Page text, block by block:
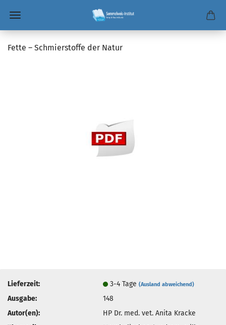
Fette – Schmierstoffe der Natur
Lieferzeit: 3-4 Tage(Ausland abweichend)
Ausgabe:
148
Autor(en):
HP Dr. med. vet. Anita Kracke